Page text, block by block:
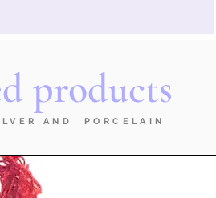
products
AND PORCELAIN